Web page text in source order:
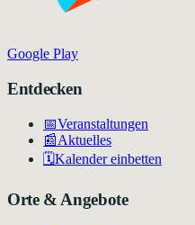
Google Play
Entdecken
📅Veranstaltungen
📰Aktuelles
🗓️Kalender einbetten
Orte & Angebote